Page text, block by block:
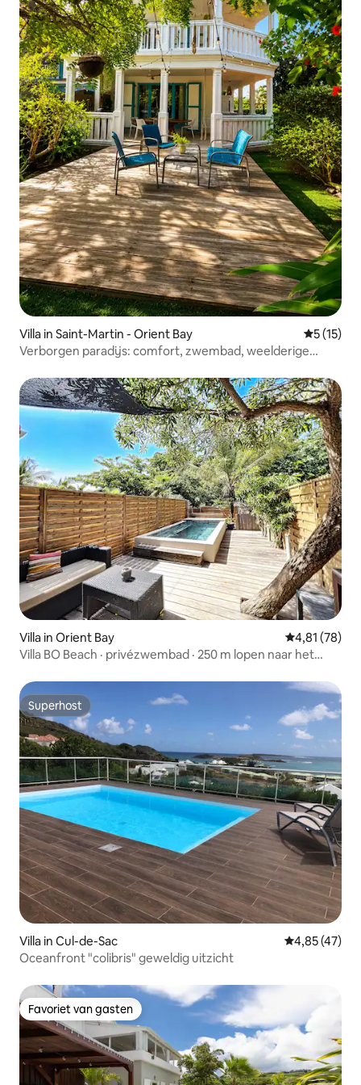
Villa in Saint-Martin - Orient Bay
5 (15)
Verborgen paradijs: comfort, zwembad, weelderige
Villa in Orient Bay Gemiddelde
4,81 (78)
Villa BO Beach · privézwembad · 250 m lopen naar het
Superhost
Superhost
Villa in Cul-de-Sac Gemiddelde
4,85 (47)
Oceanfront "colibris" geweldig uitzicht
Favoriet van gasten
Favoriet van gasten